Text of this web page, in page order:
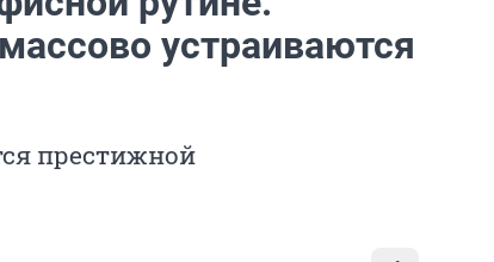
устраиваются
престижной